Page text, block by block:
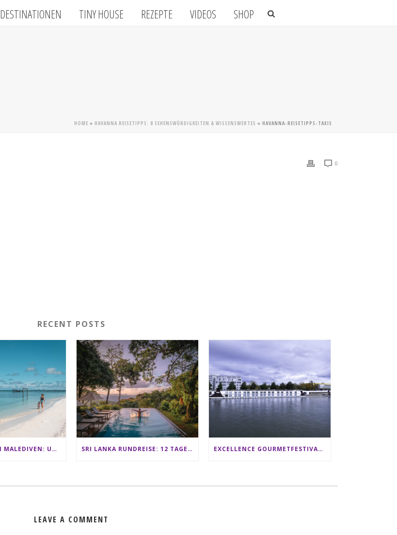
DESTINATIONEN TINY HOUSE REZEPTE VIDEOS SHOP
HOME » HAVANNA REISETIPPS: 8 SEHENSWÜRDIGKEITEN & WISSENSWERTES » HAVANNA-REISETIPPS-TAXIS
0
RECENT POSTS
CLUB MED KANI MALEDIVEN: UNSERE ERFAHRUNGEN IM ALL-INCLUSIVE PARADIES SRI LANKA RUNDREISE: 12 TAGE ZWISCHEN ELEFANTEN, TEEPLANTAGEN & STRAND ALS FAMILIE EXCELLENCE GOURMETFESTIVAL ´25: ZWEI STERNEKÖCHE ANTONIO GUIDA & DARIO MORESCO VERWÖHNEN IHRE GÄSTE AUF EINER LUXERIÖSEN SCHIFFSREISE
LEAVE A COMMENT